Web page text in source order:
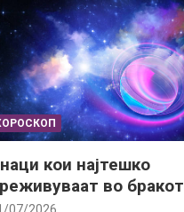
кои најтешко
во бракот